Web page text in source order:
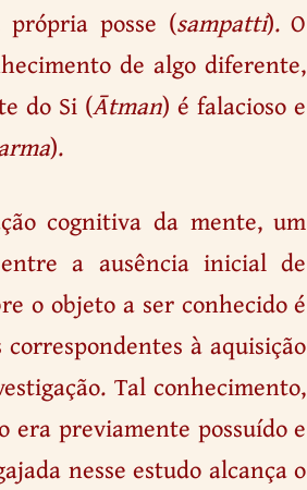
posse (sampatti). O
de algo diferente,
do Si (Ātman) é falacioso e
).
cognitiva da mente, um
a ausência inicial de
o objeto a ser conhecido é
à aquisição
Tal conhecimento,
era previamente possuído e
nesse estudo alcança o